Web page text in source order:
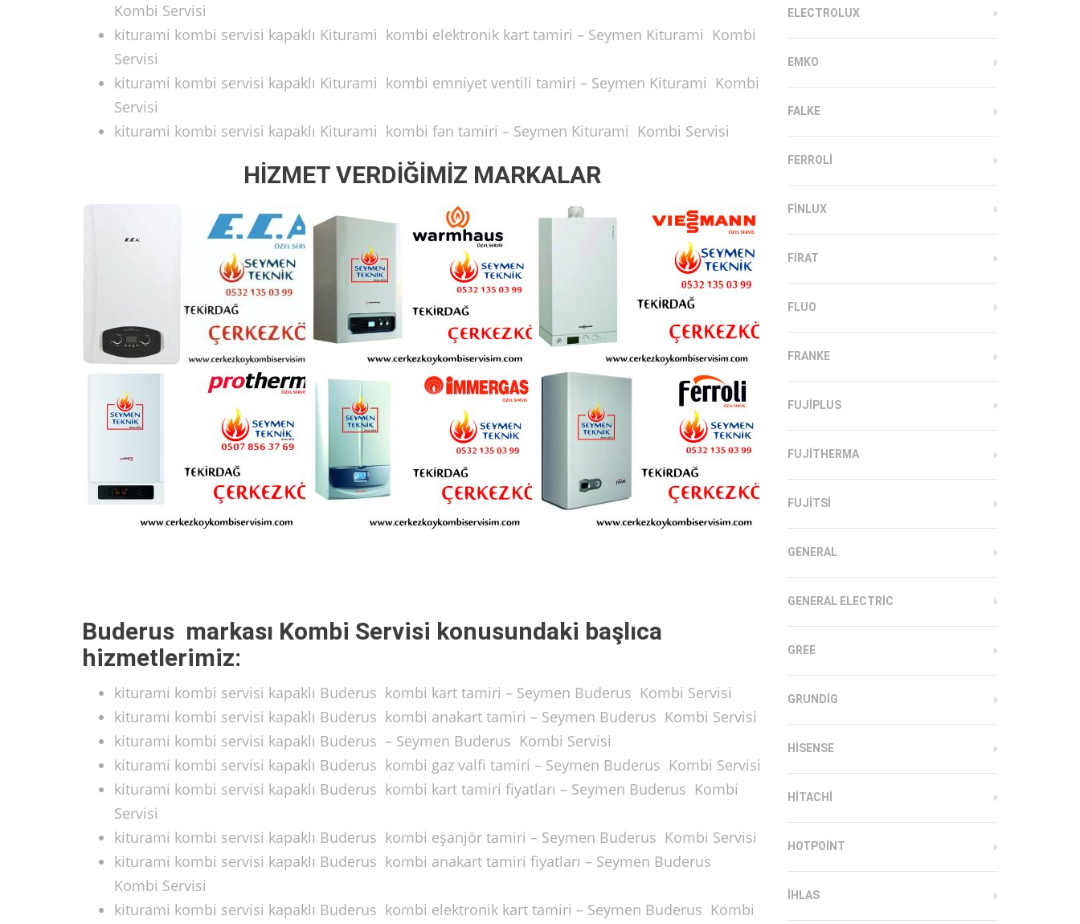
Kombi Servisi
kiturami kombi servisi kapaklı Kiturami kombi elektronik kart tamiri – Seymen Kiturami Kombi
Servisi
kiturami kombi servisi kapaklı Kiturami kombi emniyet ventili tamiri – Seymen Kiturami Kombi
Servisi
kiturami kombi servisi kapaklı Kiturami kombi fan tamiri – Seymen Kiturami Kombi Servisi
HİZMET VERDİĞİMİZ MARKALAR
Buderus markası Kombi Servisi konusundaki başlıca
hizmetlerimiz:
kiturami kombi servisi kapaklı Buderus kombi kart tamiri – Seymen Buderus Kombi Servisi
kiturami kombi servisi kapaklı Buderus kombi anakart tamiri – Seymen Buderus Kombi Servisi
kiturami kombi servisi kapaklı Buderus – Seymen Buderus Kombi Servisi
kiturami kombi servisi kapaklı Buderus kombi gaz valfi tamiri – Seymen Buderus Kombi Servisi
kiturami kombi servisi kapaklı Buderus kombi kart tamiri fiyatları – Seymen Buderus Kombi
Servisi
kiturami kombi servisi kapaklı Buderus kombi eşanjör tamiri – Seymen Buderus Kombi Servisi
kiturami kombi servisi kapaklı Buderus kombi anakart tamiri fiyatları – Seymen Buderus
Kombi Servisi
kiturami kombi servisi kapaklı Buderus kombi elektronik kart tamiri – Seymen Buderus Kombi
ELECTROLUX
EMKO
FALKE
FERROLI
FINLUX
FIRAT
FLUO
FRANKE
FUJIPLUS
FUJITHERMA
FUJITSI
GENERAL
GENERAL ELECTRIC
GREE
GRUNDIG
HISENSE
HITACHI
HOTPOINT
IHLAS